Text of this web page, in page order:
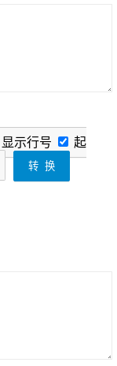
显示行号
起
转 换